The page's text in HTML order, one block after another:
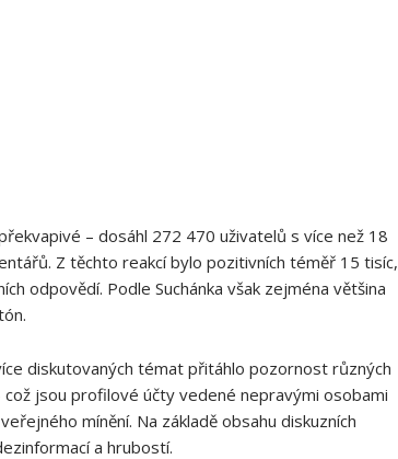
– dosáhl 272 470 uživatelů s více než 18
Z těchto reakcí bylo pozitivních téměř 15 tisíc,
odpovědí. Podle Suchánka však zejména většina
diskutovaných témat přitáhlo pozornost různých
což jsou profilové účty vedené nepravými osobami
mínění. Na základě obsahu diskuzních
a hrubostí.